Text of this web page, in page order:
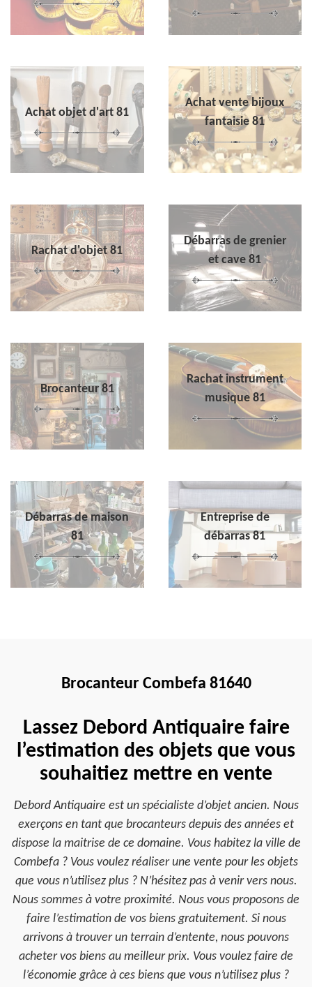
Achat objet d'art 81
Achat vente bijoux
fantaisie 81
Rachat d'objet 81
Débarras de grenier
et cave 81
Brocanteur 81
Rachat instrument
musique 81
Débarras de maison
81
Entreprise de
débarras 81
Brocanteur Combefa 81640
Lassez Debord Antiquaire faire
l’estimation des objets que vous
souhaitiez mettre en vente
Debord Antiquaire est un spécialiste d’objet ancien. Nous
exerçons en tant que brocanteurs depuis des années et
dispose la maitrise de ce domaine. Vous habitez la ville de
Combefa ? Vous voulez réaliser une vente pour les objets
que vous n’utilisez plus ? N’hésitez pas à venir vers nous.
Nous sommes à votre proximité. Nous vous proposons de
faire l’estimation de vos biens gratuitement. Si nous
arrivons à trouver un terrain d’entente, nous pouvons
acheter vos biens au meilleur prix. Vous voulez faire de
l’économie grâce à ces biens que vous n’utilisez plus ?